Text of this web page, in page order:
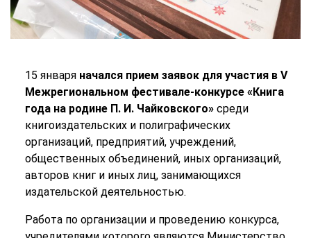
15 января начался прием заявок для участия в V
Межрегиональном фестивале-конкурсе «Книга
года на родине П. И. Чайковского»среди
книгоиздательских и полиграфических
организаций, предприятий, учреждений,
общественных объединений, иных организаций,
авторов книг и иных лиц, занимающихся
издательской деятельностью.
Работа по организации и проведению конкурса,